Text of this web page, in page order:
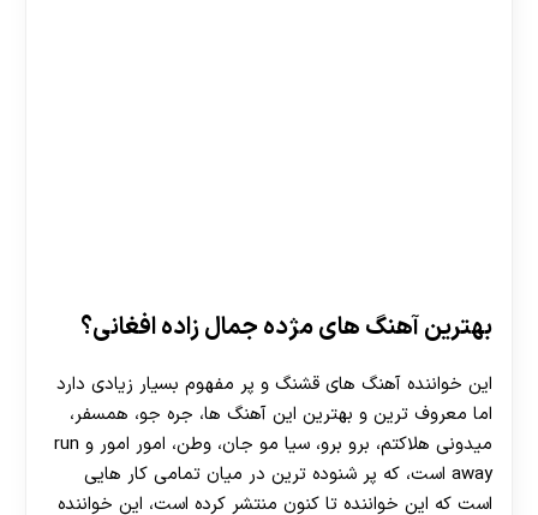
بهترین آهنگ های مژده جمال زاده افغانی؟
این خواننده آهنگ های قشنگ و پر مفهوم بسیار زیادی دارد
اما معروف ترین و بهترین این آهنگ ها، جره جو، همسفر،
میدونی هلاکتم، برو برو، سیا مو جان، وطن، امور امور و run
away است، که پر شنوده ترین در میان تمامی کار هایی
است که این خواننده تا کنون منتشر کرده است، این خواننده